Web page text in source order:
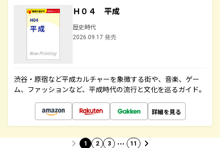
Ｈ０４ 平成
歴史時代
2026.09.17 発売
渋谷・原宿など平成カルチャーを象徴する街や、音楽、ゲー
ム、ファッションなど、平成時代の流行と文化を巡るガイド。
詳細を見る
1 2 3 … 11